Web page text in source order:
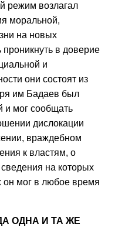
режим возлагал
моральной,
на новых
в доверие
и
они состоят из
им Бадаев был
и мог сообщать
дислокации
враждебном
к властям, о
на которых
он мог в любое время
ОДНА И ТА ЖЕ